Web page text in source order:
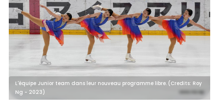
L'équipe Junior team dans leur nouveau programme libre. (Credits: Roy
Ng - 2023)